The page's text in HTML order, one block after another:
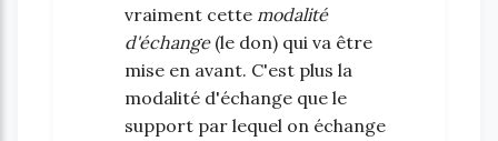
vraiment cette modalité
d'échange(le don) qui va être
mise en avant. C'est plus la
modalité d'échange que le
support par lequel on échange